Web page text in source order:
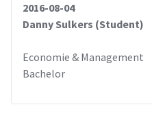
2016-08-04
Danny Sulkers (Student)
Economie & Management
Bachelor